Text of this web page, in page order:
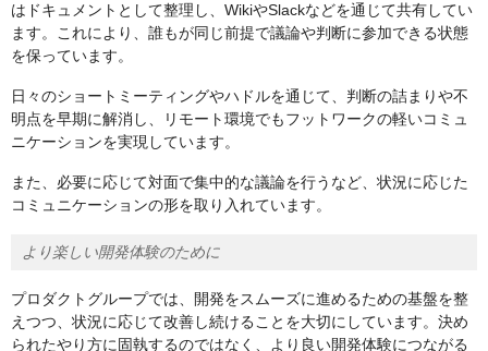
はドキュメントとして整理し、WikiやSlackなどを通じて共有してい
ます。これにより、誰もが同じ前提で議論や判断に参加できる状態
を保っています。
日々のショートミーティングやハドルを通じて、判断の詰まりや不
明点を早期に解消し、リモート環境でもフットワークの軽いコミュ
ニケーションを実現しています。
また、必要に応じて対面で集中的な議論を行うなど、状況に応じた
コミュニケーションの形を取り入れています。
より楽しい開発体験のために
プロダクトグループでは、開発をスムーズに進めるための基盤を整
えつつ、状況に応じて改善し続けることを大切にしています。決め
られたやり方に固執するのではなく、より良い開発体験につながる